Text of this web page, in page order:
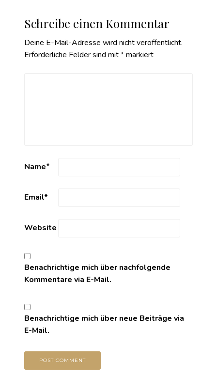
Schreibe einen Kommentar
Deine E-Mail-Adresse wird nicht veröffentlicht.
Erforderliche Felder sind mit*markiert
Name*
Email*
Website
Benachrichtige mich über nachfolgende
Kommentare via E-Mail.
Benachrichtige mich über neue Beiträge via
E-Mail.